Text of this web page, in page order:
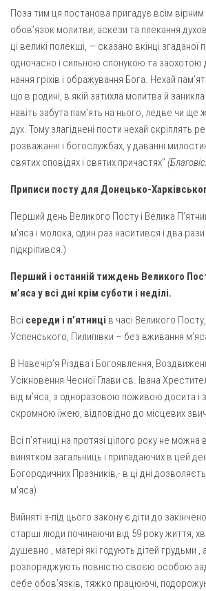
Поза тим ця постанова пригадує всім вірним
обов’язок молитви, аскези та плекання
ці великі полекші, — сказано вкінці
одночасно і сильною спонукою та
нання гріхів і ображування Бога. Нехай
що в родині, в якій затихла молитва й
навіть забута пам’ять на нього, ледве чи ще
дух. Тому злагіднені пости нехай скріплять
розважанні і богослужбах, у даванні
святих сповідях і святих причастях”
Приписи посту для Донецько-
Перший день Великого Посту і Велика
м’яса і молока, один раз наситився і два
підкріпився.)
Перший і останній тиждень Великого
м’яса у всі дні крім суботи і неділі.
Всі середи і п’ятниці в часі Великого
Успенського, Пилипівки – без вживання
В Навечір’я Різдва і Богоявлення,
Усікновення Чесної Глави св. Івана
від м’яса, з одноразовою поживою досита і
скромною їжею, відповідно до місцевих
Всі п’ятниці на протязі цілого року не
винятком загальниць і припадаючих в цей
Богородичних Празників,- в ці дні
м’яса)
Вийняті з-під цього закону є діти до
старші люди починаючи від 59 року життя,
душевно , матері які годують дітей грудьми ,
розпоряджують повністю своєю особою
себе обов’язків, тяжко працюючі,